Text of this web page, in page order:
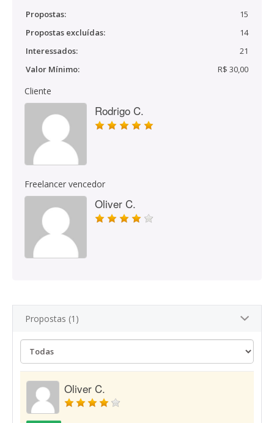
Propostas:
15
Propostas excluídas:
14
Interessados:
21
Valor Mínimo:
R$ 30,00
Cliente
Rodrigo C.
Freelancer vencedor
Oliver C.
Propostas (1)
Oliver C.